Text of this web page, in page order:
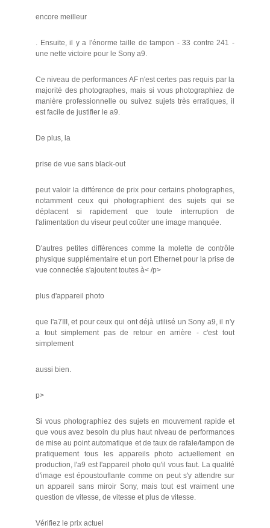
encore meilleur
. Ensuite, il y a l'énorme taille de tampon - 33 contre 241 -
une nette victoire pour le Sony a9.
Ce niveau de performances AF n'est certes pas requis par la
majorité des photographes, mais si vous photographiez de
manière professionnelle ou suivez sujets très erratiques, il
est facile de justifier le a9.
De plus, la
prise de vue sans black-out
peut valoir la différence de prix pour certains photographes,
notamment ceux qui photographient des sujets qui se
déplacent si rapidement que toute interruption de
l'alimentation du viseur peut coûter une image manquée.
D'autres petites différences comme la molette de contrôle
physique supplémentaire et un port Ethernet pour la prise de
vue connectée s'ajoutent toutes à< /p>
plus d'appareil photo
que l'a7III, et pour ceux qui ont déjà utilisé un Sony a9, il n'y
a tout simplement pas de retour en arrière - c'est tout
simplement
aussi bien.
p>
Si vous photographiez des sujets en mouvement rapide et
que vous avez besoin du plus haut niveau de performances
de mise au point automatique et de taux de rafale/tampon de
pratiquement tous les appareils photo actuellement en
production, l'a9 est l'appareil photo qu'il vous faut. La qualité
d'image est époustouflante comme on peut s'y attendre sur
un appareil sans miroir Sony, mais tout est vraiment une
question de vitesse, de vitesse et plus de vitesse.
Vérifiez le prix actuel